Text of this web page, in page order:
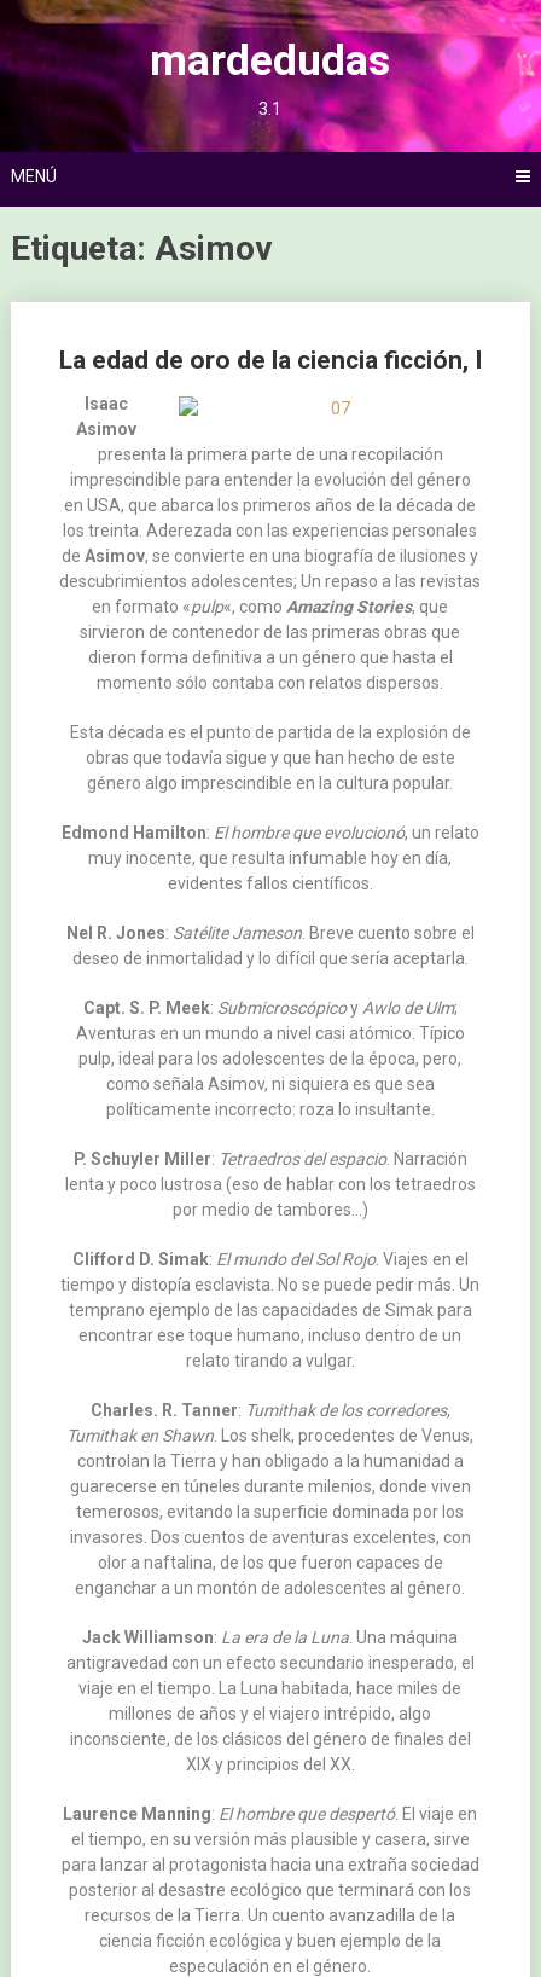
Saltar
contenido
mardedudas
3.1
MENÚ
Etiqueta: Asimov
La edad de oro de la ciencia ficción, I
Isaac
Asimov
presenta la primera parte de una recopilación
imprescindible para entender la evolución del género
en USA, que abarca los primeros años de la década de
los treinta. Aderezada con las experiencias personales
deAsimov, se convierte en una biografía de ilusiones y
descubrimientos adolescentes; Un repaso a las revistas
en formato «pulp«, como Amazing Stories, que
sirvieron de contenedor de las primeras obras que
dieron forma definitiva a un género que hasta el
momento sólo contaba con relatos dispersos.
Esta década es el punto de partida de la explosión de
obras que todavía sigue y que han hecho de este
género algo imprescindible en la cultura popular.
Edmond Hamilton: El hombre que evolucionó, un relato
muy inocente, que resulta infumable hoy en día,
evidentes fallos científicos.
Nel R. Jones: Satélite Jameson. Breve cuento sobre el
deseo de inmortalidad y lo difícil que sería aceptarla.
Capt. S. P. Meek: Submicroscópicoy Awlo de Ulm;
Aventuras en un mundo a nivel casi atómico. Típico
pulp, ideal para los adolescentes de la época, pero,
como señala Asimov, ni siquiera es que sea
políticamente incorrecto: roza lo insultante.
P. Schuyler Miller: Tetraedros del espacio. Narración
lenta y poco lustrosa (eso de hablar con los tetraedros
por medio de tambores…)
Clifford D. Simak: El mundo del Sol Rojo. Viajes en el
tiempo y distopía esclavista. No se puede pedir más. Un
temprano ejemplo de las capacidades de Simak para
encontrar ese toque humano, incluso dentro de un
relato tirando a vulgar.
Charles. R. Tanner: Tumithak de los corredores,
Tumithak en Shawn . Los shelk, procedentes de Venus,
controlan la Tierra y han obligado a la humanidad a
guarecerse en túneles durante milenios, donde viven
temerosos, evitando la superficie dominada por los
invasores. Dos cuentos de aventuras excelentes, con
olor a naftalina, de los que fueron capaces de
enganchar a un montón de adolescentes al género.
Jack Williamson: La era de la Luna . Una máquina
antigravedad con un efecto secundario inesperado, el
viaje en el tiempo. La Luna habitada, hace miles de
millones de años y el viajero intrépido, algo
inconsciente, de los clásicos del género de finales del
XIX y principios del XX.
Laurence Manning: El hombre que despertó. El viaje en
el tiempo, en su versión más plausible y casera, sirve
para lanzar al protagonista hacia una extraña sociedad
posterior al desastre ecológico que terminará con los
recursos de la Tierra. Un cuento avanzadilla de la
ciencia ficción ecológica y buen ejemplo de la
especulación en el género.
entradas